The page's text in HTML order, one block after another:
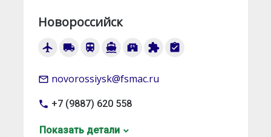
Новороссийск
airplanemode_active local_shipping train directions_boat local_convenience_store extension assignment_turned_in
mail_outline novorossiysk@fsmac.ru
local_phone +7 (9887) 620 558
Показать детали